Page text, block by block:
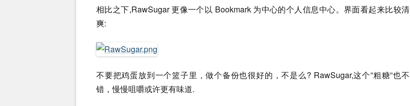
相比之下,RawSugar 更像一个以 Bookmark 为中心的个人信息中心。界面看起来比较清
爽:
不要把鸡蛋放到一个篮子里，做个备份也很好的，不是么? RawSugar,这个”粗糖”也不
错，慢慢咀嚼或许更有味道.